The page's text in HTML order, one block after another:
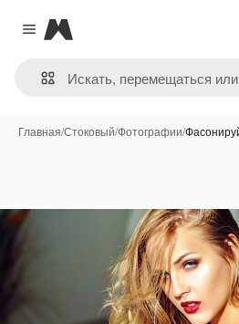
Close menu
Magnific
Главная/Стоковый/Фотографии/